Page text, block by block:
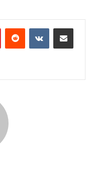
PinterestReddit VKontakteCompartir por